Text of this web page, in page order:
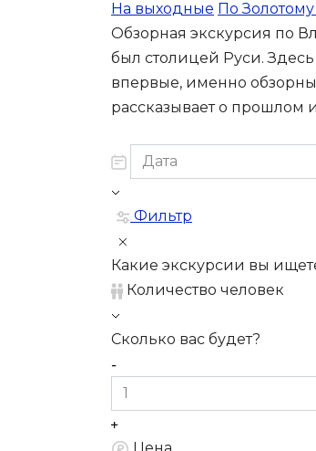
На выходные По
Обзорная экскурсия по
был столицей Руси.
впервые, именно
рассказывает о прошлом
Фильтр
Какие экскурсии вы
Количество человек
Сколько вас будет?